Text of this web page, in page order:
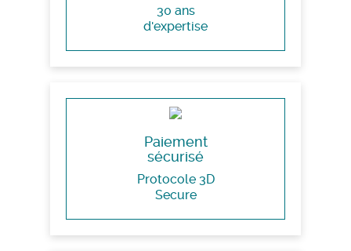
30 ans
d'expertise
Paiement
sécurisé
Protocole 3D
Secure